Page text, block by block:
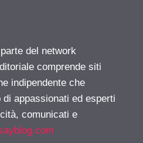
del network
comprende siti
indipendente che
appassionati ed esperti
comunicati e